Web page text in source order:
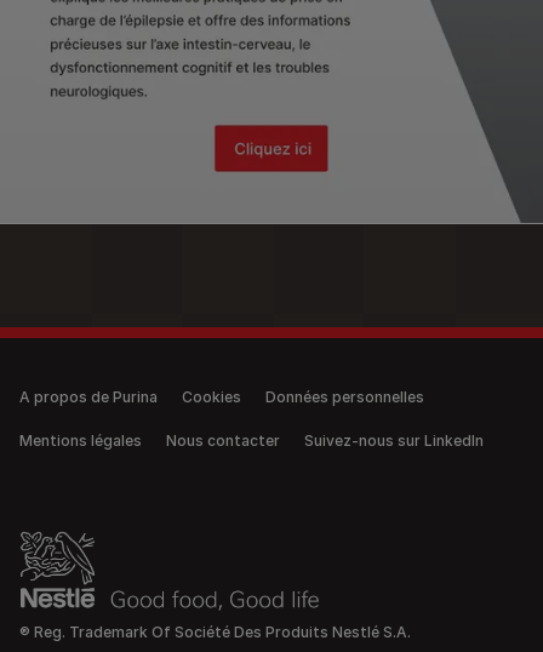
® Reg. Trademark Of Société Des Produits Nestlé S.A.
Legal (anonymous)
A propos de Purina Cookies Données personnelles
Mentions légales Nous contacter Suivez-nous sur LinkedIn